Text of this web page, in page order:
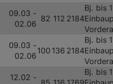
09.03 -
02.06
82 112 2184
Bj. bis
09.03 -
02.06
100 136 2184
Bj. bis
12.02 -
Bj. bis